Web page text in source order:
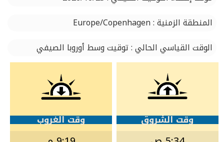
المنطقة الزمنية : Europe/Copenhagen
الوقت القياسي الحالي : توقيت وسط أوروبا الصيفي
وقت الشروق وقت الغروب